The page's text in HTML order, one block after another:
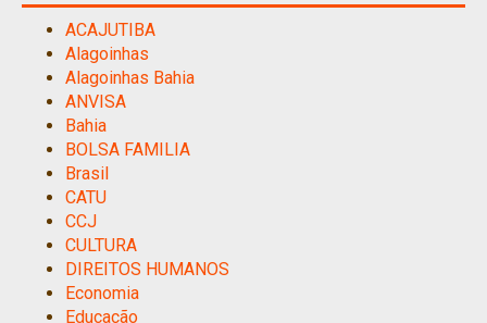
ACAJUTIBA
Alagoinhas
Alagoinhas Bahia
ANVISA
Bahia
BOLSA FAMILIA
Brasil
CATU
CCJ
CULTURA
DIREITOS HUMANOS
Economia
Educação